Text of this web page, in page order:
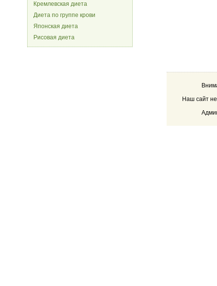
Кремлевская диета
Диета по группе крови
Японская диета
Рисовая диета
Наш сайт